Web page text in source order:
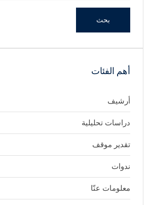
بحث
أهم الفئات
أرشيف
دراسات تحليلية
تقدير موقف
ندوات
معلومات عنّا